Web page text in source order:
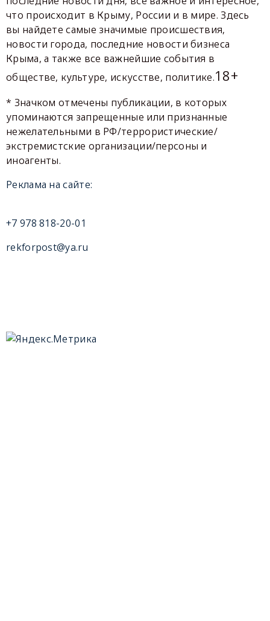
что происходит в Крыму, России и в мире. Здесь
вы найдете самые значимые происшествия,
новости города, последние новости бизнеса
Крыма, а также все важнейшие события в
обществе, культуре, искусстве, политике.18+
* Значком отмечены публикации, в которых
упоминаются запрещенные или признанные
нежелательными в РФ/террористические/
экстремистские организации/персоны и
иноагенты.
Реклама на сайте:
+7 978 818-20-01
rekforpost@ya.ru